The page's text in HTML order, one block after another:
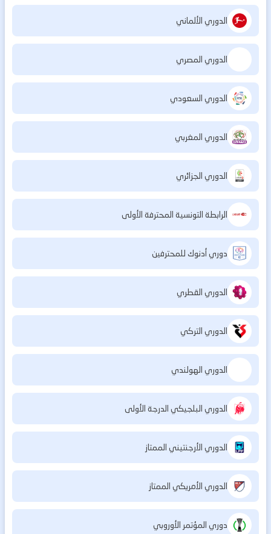
الدوري الألماني
الدوري المصري
الدوري السعودي
الدوري المغربي
الدوري الجزائري
الرابطة التونسية المحترفة الأولى
دوري أدنوك للمحترفين
الدوري القطري
الدوري التركي
الدوري الهولندي
الدوري البلجيكي الدرجة الأولى
الدوري الأرجنتيني الممتاز
الدوري الأمريكي الممتاز
دوري المؤتمر الأوروبي